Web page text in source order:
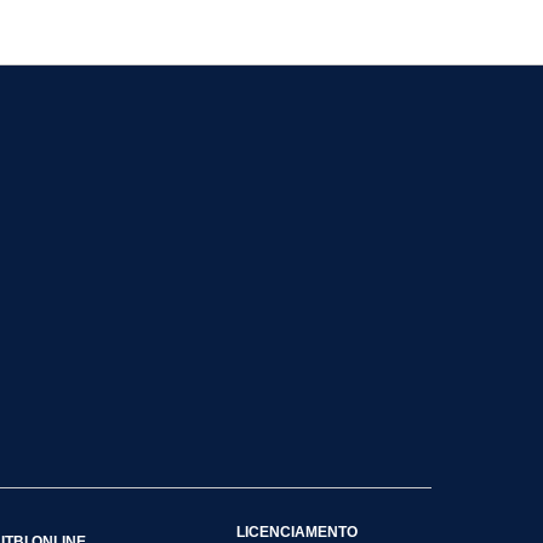
LICENCIAMENTO